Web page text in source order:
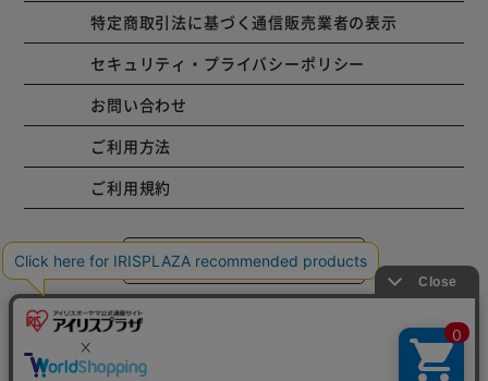
特定商取引法に基づく通信販売業者の表示
セキュリティ・プライバシーポリシー
お問い合わせ
ご利用方法
ご利用規約
コーポレートサイト